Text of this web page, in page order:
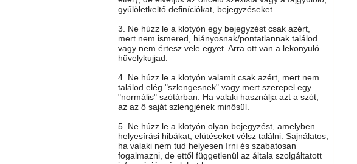
gyűlöletkeltő definíciókat, bejegyzéseket.
3. Ne húzz le a klotyón egy bejegyzést csak azért,
mert nem ismered, hiányosnak/pontatlannak találod
vagy nem értesz vele egyet. Arra ott van a lekonyuló
hüvelykujjad.
4. Ne húzz le a klotyón valamit csak azért, mert nem
találod elég "szlengesnek" vagy mert szerepel egy
"normális" szótárban. Ha valaki használja azt a szót,
az az ő saját szlengjének minősül.
5. Ne húzz le a klotyón olyan bejegyzést, amelyben
helyesírási hibákat, elütéseket vélsz találni. Sajnálatos,
ha valaki nem tud helyesen írni és szabatosan
fogalmazni, de ettől függetlenül az általa szolgáltatott